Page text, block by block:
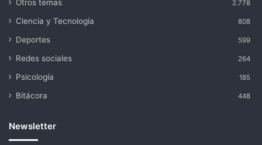
Otros temas 2.778
Ciencia y Tecnología 808
Deportes 599
Redes sociales 264
Psicología 185
Bitácora 448
Newsletter